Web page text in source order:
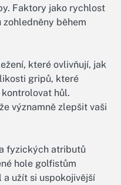
Faktory jako rychlost
během
které ovlivňují, jak
gripů, které
hůl.
významně zlepšit vaši
fyzických atributů
hole golfistům
užít si uspokojivější